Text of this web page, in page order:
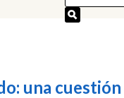
una